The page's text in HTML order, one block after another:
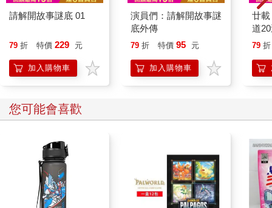
宇宙速度極限被定義為光速，但宇宙膨脹速度卻又快於光速，即
便那漫天星辰確保人類對於宇宙有著無限的好奇，卻又註定永遠
離不開這宇宙；我們稱之為物理、科學。從古至今，但凡出現文
明的社會就有著信仰，雖然不知最早從何聽來，我們發自本能地
對於未知的力量感到敬畏，有些人終其一生都帶著疑問，但仍會
選擇寧可信其有；我們稱之為宗教、神學。
Bug？數不勝數的星座、八字、命盤、面相、占星、預言……是
們可以不予理會，但若是參考起來，又真的有機會提升遊戲體
驗。怪不得許多人說，科學的終點是玄學。
再拉遠一些，當我們離開世界的那秒，也許不過是在一個沉睡艙
中醒來，後腦連接著亂中有序的線路，全身穿戴著高科技裝置作
請解開故事謎底 01
79 折 特價 229 元
加入購物車
演員們：請解開故事謎
底外傳
79 折 特價 95 元
加入購物車
廿
道
79 折
您可能會喜歡